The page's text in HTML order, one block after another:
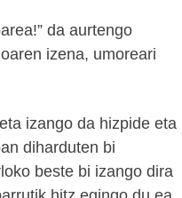
da aurtengo
izena, umoreari
izango da hizpide eta
diharduten bi
beste bi izango dira